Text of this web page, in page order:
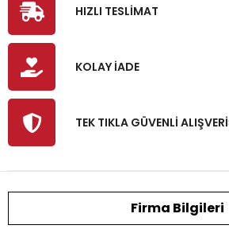
HIZLI TESLİMAT
KOLAY İADE
TEK TIKLA GÜVENLİ
Firma Bilgileri